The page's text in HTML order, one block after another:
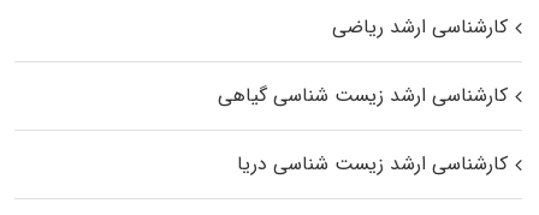
کارشناسی ارشد ریاضی
کارشناسی ارشد زیست‌ شناسی گیاهی
کارشناسی ارشد زیست‌ شناسی دریا